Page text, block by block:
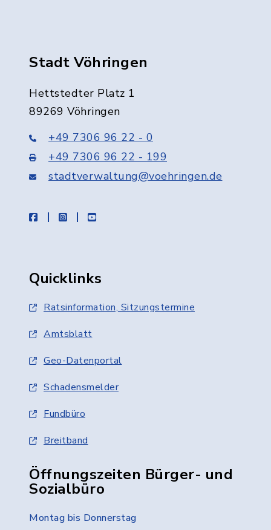
Stadt Vöhringen
Hettstedter Platz 1
89269 Vöhringen
+49 7306 96 22 - 0
+49 7306 96 22 - 199
stadtverwaltung@voehringen.de
facebookinstagramyoutube
Quicklinks
Ratsinformation, Sitzungstermine
Amtsblatt
Geo-Datenportal
Schadensmelder
Fundbüro
Breitband
Öffnungszeiten Bürger- und
Sozialbüro
Montag bis Donnerstag